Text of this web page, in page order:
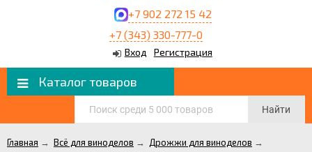
+7 902 272 15 42
+7 (343) 330-777-0
Вход Регистрация
Каталог товаров
Найти
Главная → Всё для виноделов → Дрожжи для виноделов →